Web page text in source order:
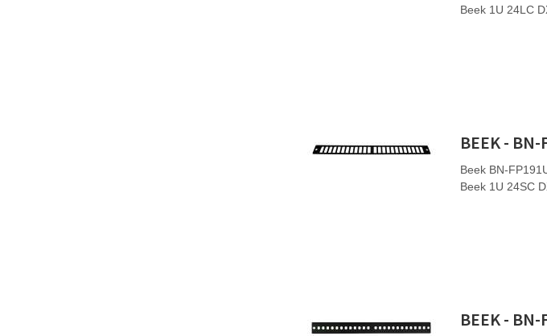
Beek 1U 24LC
BEEK -
Beek BN-
Beek 1U 24SC
BEEK -